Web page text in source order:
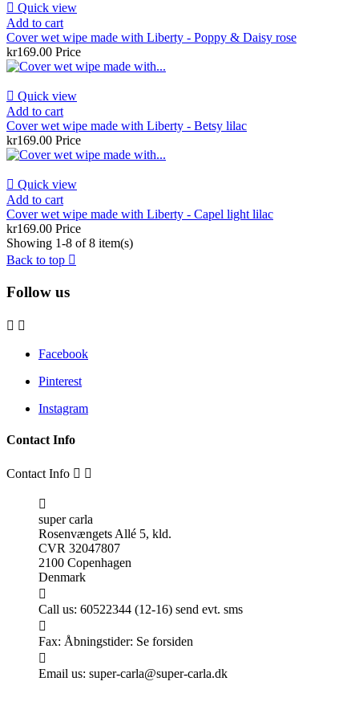
 Quick view
Add to cart
Cover wet wipe made with Liberty - Poppy & Daisy rose
kr169.00 Price
 Quick view
Add to cart
Cover wet wipe made with Liberty - Betsy lilac
kr169.00 Price
 Quick view
Add to cart
Cover wet wipe made with Liberty - Capel light lilac
kr169.00 Price
Showing 1-8 of 8 item(s)
Back to top 
Follow us
 
Facebook
Pinterest
Instagram
Contact Info
Contact Info  

super carla
Rosenvængets Allé 5, kld.
CVR 32047807
2100 Copenhagen
Denmark

Call us: 60522344 (12-16) send evt. sms

Fax: Åbningstider: Se forsiden

Email us: super-carla@super-carla.dk